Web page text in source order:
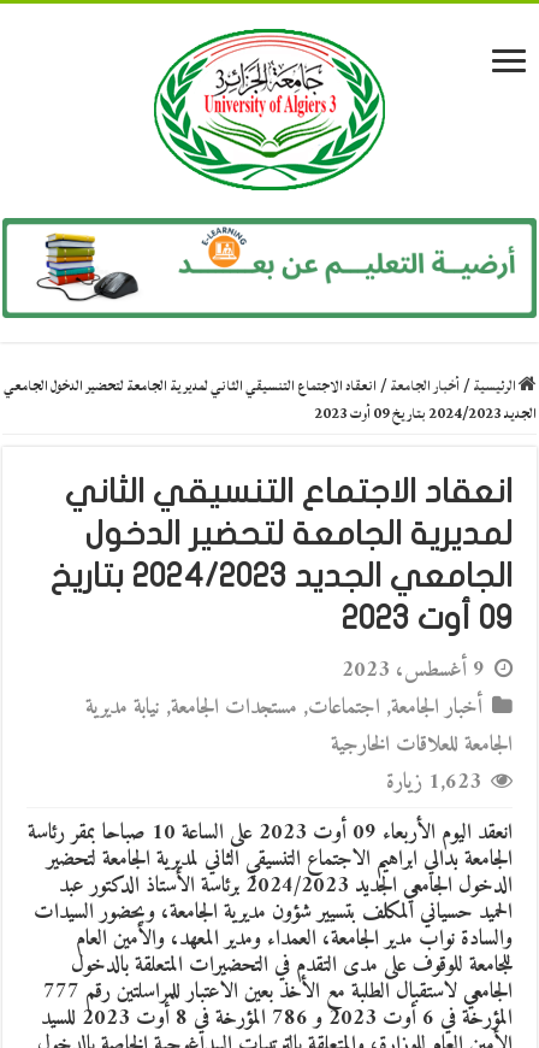
الرئيسية/أخبار الجامعة/انعقاد الاجتماع التنسيقي الثاني لمديرية الجامعة لتحضير الدخول الجامعي
الجديد 2024/2023 بتاريخ 09 أوت 2023
انعقاد الاجتماع التنسيقي الثاني
لمديرية الجامعة لتحضير الدخول
الجامعي الجديد 2024/2023 بتاريخ
09 أوت 2023
9 أغسطس، 2023
أخبار الجامعة, اجتماعات, مستجدات الجامعة, نيابة مديرية
الجامعة للعلاقات الخارجية
1,623 زيارة
انعقد اليوم الأربعاء 09 أوت 2023 على الساعة 10 صباحا بمقر رئاسة
الجامعة بدالي ابراهيم الاجتماع التنسيقي الثاني لمديرية الجامعة لتحضير
الدخول الجامعي الجديد 2024/2023 برئاسة الأستاذ الدكتور عبد
الحميد حسياني المكلف بتسيير شؤون مديرية الجامعة، وبحضور السيدات
والسادة نواب مدير الجامعة، العمداء ومدير المعهد، والأمين العام
للجامعة للوقوف على مدى التقدم في التحضيرات المتعلقة بالدخول
الجامعي لاستقبال الطلبة مع الأخذ بعين الاعتبار للمراسلتين ر قم 777
المؤرخة في 6 أوت 2023 و 786 المؤرخة في 8 أوت 2023 للسيد